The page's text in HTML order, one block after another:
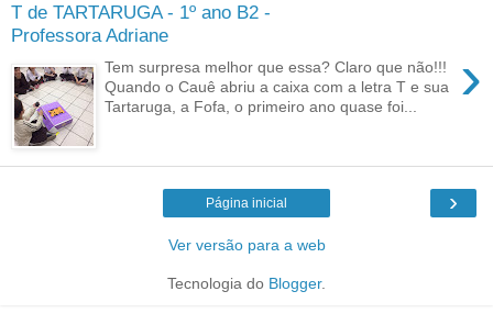
T de TARTARUGA - 1º ano B2 -
Professora Adriane
›
Tem surpresa melhor que essa? Claro que não!!!
Quando o Cauê abriu a caixa com a letra T e sua
Tartaruga, a Fofa, o primeiro ano quase foi...
›
Página inicial
Ver versão para a web
Tecnologia do Blogger.